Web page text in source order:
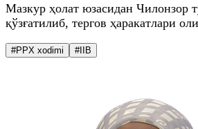
Мазкур ҳолат юзасидан Чилонзор
қўзғатилиб, тергов ҳаракатлари
#PPX xodimi #IIB